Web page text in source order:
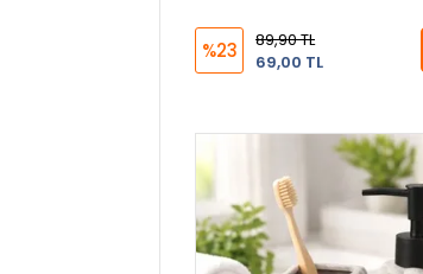
%23
89,90 TL
69,00 TL